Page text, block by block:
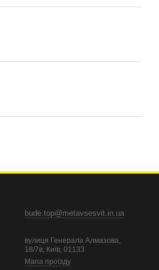
bude.top@metavsesvit.in.ua
вулиця Генерала Алмазова,
18/7в, Київ, 01133
Мапа проїзду